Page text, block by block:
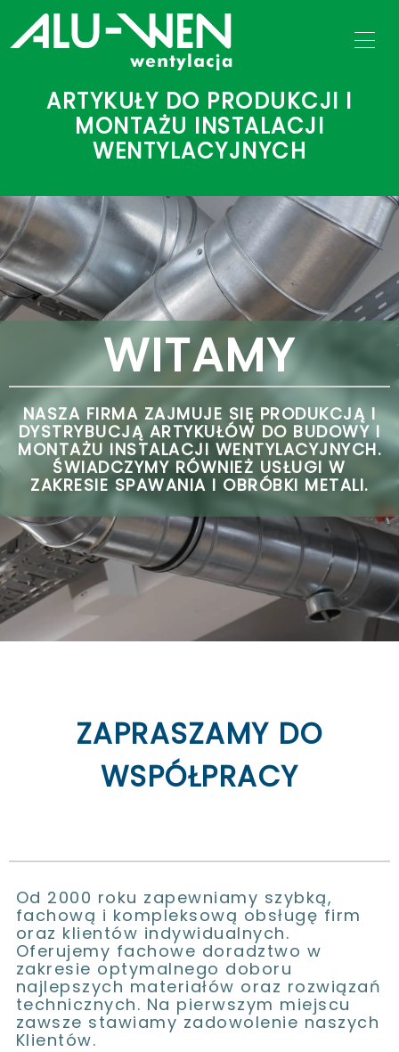
ARTYKUŁY DO PRODUKCJI I
MONTAŻU INSTALACJI
WENTYLACYJNYCH
WITAMY
NASZA FIRMA ZAJMUJE SIĘ PRODUKCJĄ I
DYSTRYBUCJĄ ARTYKUŁÓW DO BUDOWY I
MONTAŻU INSTALACJI WENTYLACYJNYCH.
ŚWIADCZYMY RÓWNIEŻ USŁUGI W
ZAKRESIE SPAWANIA I OBRÓBKI METALI.
ZAPRASZAMY DO
WSPÓŁPRACY
Od 2000 roku zapewniamy szybką,
fachową i kompleksową obsługę firm
oraz klientów indywidualnych.
Oferujemy fachowe doradztwo w
zakresie optymalnego doboru
najlepszych materiałów oraz rozwiązań
technicznych. Na pierwszym miejscu
zawsze stawiamy zadowolenie naszych
Klientów.